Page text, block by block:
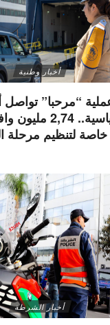
أخبار وطنية
“مرحبا” تواصل
القياسية.. 2,74
خاصة لتنظيم مرحلة
أخبار الشرطة